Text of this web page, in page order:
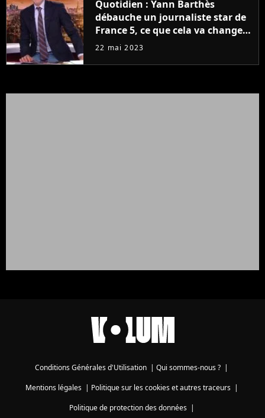
Quotidien : Yann Barthès
débauche un journaliste star de
France 5, ce que cela va changer
à la rentrée
22 mai 2023
Conditions Générales d'Utilisation Qui sommes-nous ?
Mentions légales| Politique sur les cookies et autres traceurs|
Politique de protection des données|